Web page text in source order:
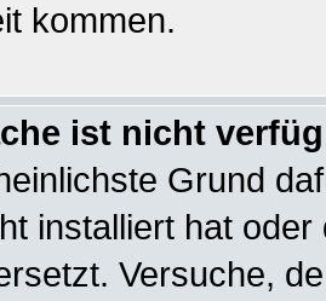
kommen.
ist nicht
Grund
installiert hat
Versuche,